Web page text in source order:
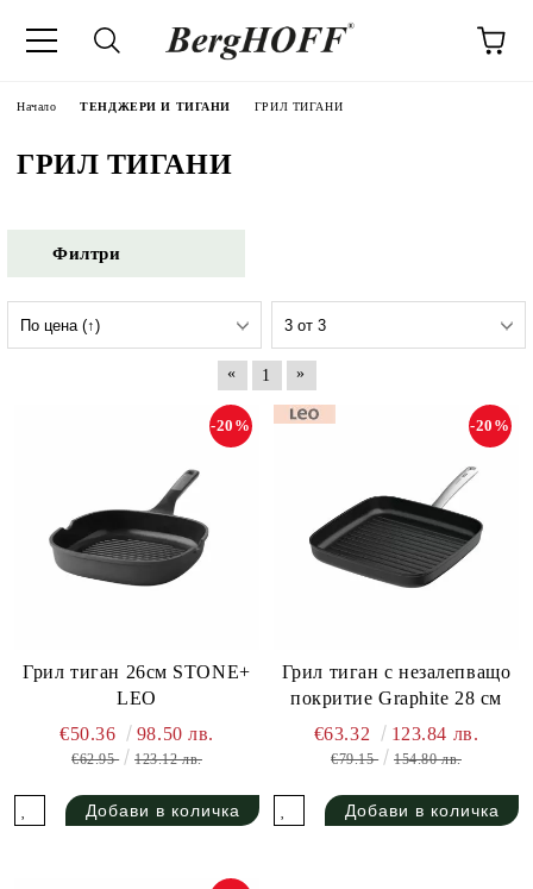
Начало ТЕНДЖЕРИ И ТИГАНИ ГРИЛ ТИГАНИ
ГРИЛ ТИГАНИ
Филтри
« 1 »
Грил тиган 26см STONE+
LEO
-20%
€50.36 98.50 лв.
€62.95 123.12 лв.
Грил тиган с незалепващо
покритие Graphite 28 см
-20%
€63.32 123.84 лв.
€79.15 154.80 лв.